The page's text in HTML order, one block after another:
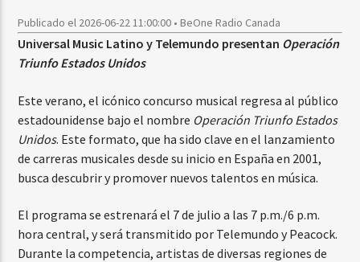
Publicado el 2026-06-22 11:00:00 • BeOne Radio Canada
Universal Music Latino y Telemundo presentan Operación
Triunfo Estados Unidos
Este verano, el icónico concurso musical regresa al público
estadounidense bajo el nombre Operación Triunfo Estados
Unidos. Este formato, que ha sido clave en el lanzamiento
de carreras musicales desde su inicio en España en 2001,
busca descubrir y promover nuevos talentos en música.
El programa se estrenará el 7 de julio a las 7 p.m./6 p.m.
hora central, y será transmitido por Telemundo y Peacock.
Durante la competencia, artistas de diversas regiones de